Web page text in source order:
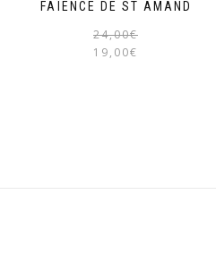
FAÏENCE DE ST AMAND
24,00€
19,00€